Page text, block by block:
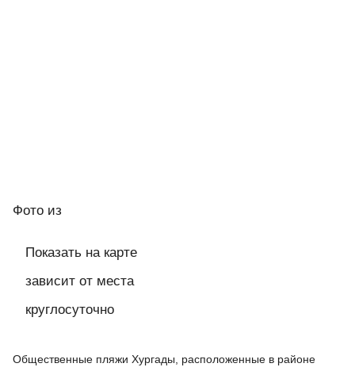
Фото из
Показать на карте
зависит от места
круглосуточно
Общественные пляжи Хургады, расположенные в районе